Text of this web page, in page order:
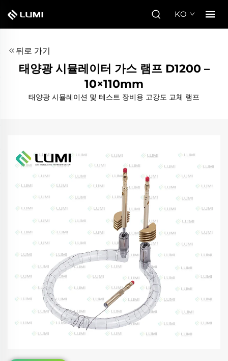
KO
뒤로 가기
태양광 시뮬레이터 가스 램프 D1200 –
10×110mm
태양광 시뮬레이션 및 테스트 장비용 고강도 교체 램프